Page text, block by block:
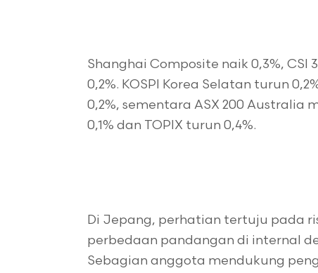
Shanghai Composite naik 0,3%,
0,2%. KOSPI Korea Selatan turun
0,2%, sementara ASX 200 Australia
0,1% dan TOPIX turun 0,4%.
Di Jepang, perhatian tertuju pada
perbedaan pandangan di internal
Sebagian anggota mendukung